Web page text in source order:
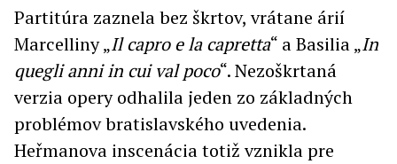
Partitúra zaznela bez škrtov, vrátane árií
Marcelliny „Il capro e la capretta“ a Basilia „In
quegli anni in cui val poco“. Nezoškrtaná
verzia opery odhalila jeden zo základných
problémov bratislavského uvedenia.
Heřmanova inscenácia totiž vznikla pre